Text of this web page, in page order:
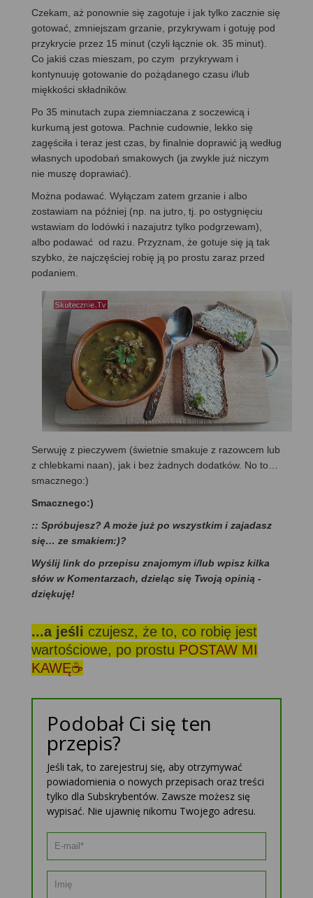
Czekam, aż ponownie się zagotuje i jak tylko zacznie się
gotować, zmniejszam grzanie, przykrywam i gotuję pod
przykrycie przez 15 minut (czyli łącznie ok. 35 minut).
Co jakiś czas mieszam, po czym przykrywam i
kontynuuję gotowanie do pożądanego czasu i/lub
miękkości składników.
Po 35 minutach zupa ziemniaczana z soczewicą i
kurkumą jest gotowa. Pachnie cudownie, lekko się
zagęściła i teraz jest czas, by finalnie doprawić ją według
własnych upodobań smakowych (ja zwykle już niczym
nie muszę doprawiać).
Można podawać. Wyłączam zatem grzanie i albo
zostawiam na później (np. na jutro, tj. po ostygnięciu
wstawiam do lodówki i nazajutrz tylko podgrzewam),
albo podawać od razu. Przyznam, że gotuje się ją tak
szybko, że najczęściej robię ją po prostu zaraz przed
podaniem.
Serwuję z pieczywem (świetnie smakuje z razowcem lub
z chlebkami naan), jak i bez żadnych dodatków. No to…
smacznego:)
Smacznego:)
:: Spróbujesz? A może już po wszystkim i zajadasz
się… ze smakiem:)?
Wyślij link do przepisu znajomym i/lub wpisz kilka
słów w Komentarzach, dzieląc się Twoją opinią -
dziękuję!
...a jeśli czujesz, że to, co robię jest
wartościowe, po prostu POSTAW MI
KAWĘ☕
Podobał Ci się ten
przepis?
Jeśli tak, to zarejestruj się, aby otrzymywać
powiadomienia o nowych przepisach oraz treści
tylko dla Subskrybentów. Zawsze możesz się
wypisać. Nie ujawnię nikomu Twojego adresu.